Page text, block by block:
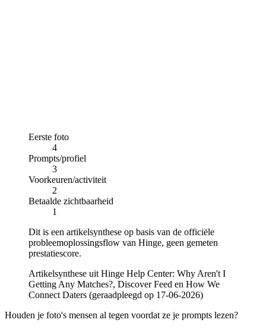
Eerste foto
4
Prompts/profiel
3
Voorkeuren/activiteit
2
Betaalde zichtbaarheid
1
Dit is een artikelsynthese op basis van de officiële
probleemoplossingsflow van Hinge, geen gemeten
prestatiescore.
Artikelsynthese uit Hinge Help Center: Why Aren't I
Getting Any Matches?, Discover Feed en How We
Connect Daters (geraadpleegd op 17-06-2026)
Houden je foto's mensen al tegen voordat ze je prompts lezen?